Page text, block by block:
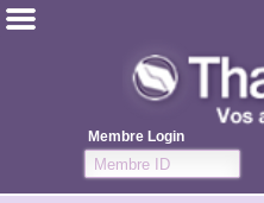
Membre Login
ไทย